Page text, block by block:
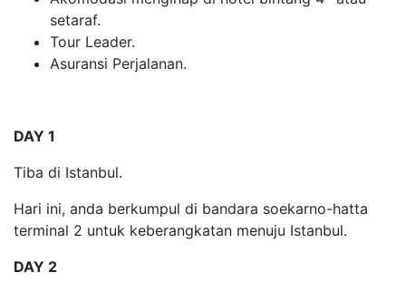
setaraf.
Tour Leader.
Asuransi Perjalanan.
DAY 1
Tiba di Istanbul.
Hari ini, anda berkumpul di bandara soekarno-hatta
terminal 2 untuk keberangkatan menuju Istanbul.
DAY 2